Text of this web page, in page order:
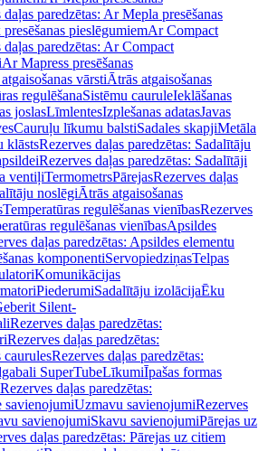
daļas paredzētas: Ar Mepla presēšanas
pieslēgumiemAr Compact
daļas paredzētas: Ar Compact
Ar Mapress presēšanas
vārstiĀtrās atgaisošanas
regulēšanaSistēmu cauruleIeklāšanas
joslasLīmlentesIzplešanas adatasJavas
Cauruļu līkumu balstiSadales skapjiMetāla
klāstsRezerves daļas paredzētas: Sadalītāju
Rezerves daļas paredzētas: Sadalītāji
ventiļiTermometrsPārejasRezerves daļas
noslēgiĀtrās atgaisošanas
Temperatūras regulēšanas vienībasRezerves
regulēšanas vienībasApsildes
daļas paredzētas: Apsildes elementu
komponentiServopiedziņasTelpas
Komunikācijas
PiederumiSadalītāju izolācijaĒku
Silent-
Rezerves daļas paredzētas:
Rezerves daļas paredzētas:
caurulesRezerves daļas paredzētas:
SuperTubeLīkumiĪpašas formas
Rezerves daļas paredzētas:
savienojumiUzmavu savienojumiRezerves
savienojumiSkavu savienojumiPārejas uz
daļas paredzētas: Pārejas uz citiem